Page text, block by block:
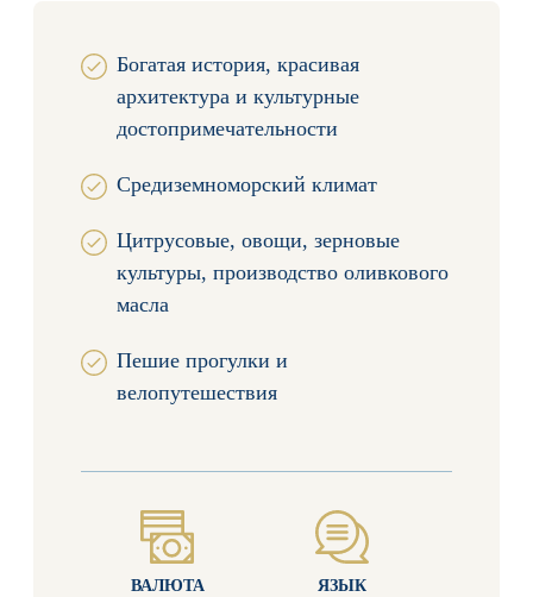
Богатая история, красивая
архитектура и культурные
достопримечательности
Средиземноморский климат
Цитрусовые, овощи, зерновые
культуры, производство оливкового
масла
Пешие прогулки и
велопутешествия
ВАЛЮТА ЯЗЫК